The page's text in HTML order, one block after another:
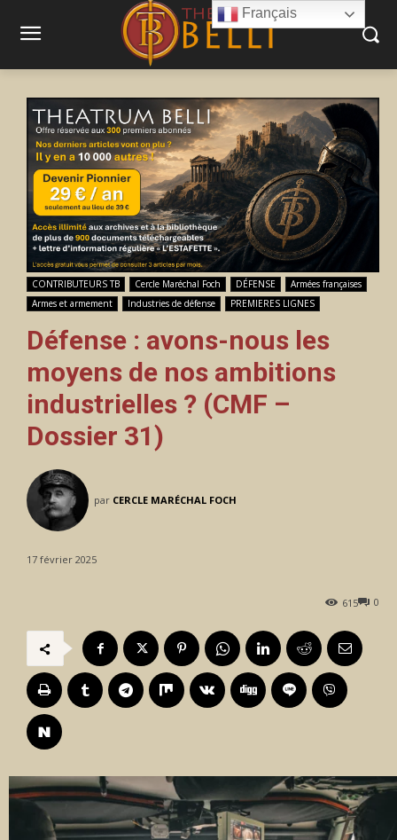
CONTRIBUTEURS TB Cercle Maréchal Foch DÉFENSE
Armées françaises
Armes et armement
Industries de défense PREMIERES LIGNES
Défense : avons-nous les
moyens de nos ambitions
industrielles ? (CMF –
Dossier 31)
par CERCLE MARÉCHAL FOCH
17 février 2025
0
615
Français